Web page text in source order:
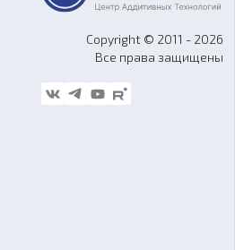
Copyright © 2011 - 2026
Все права защищены